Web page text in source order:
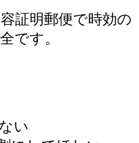
証明郵便で時効の
です。
い